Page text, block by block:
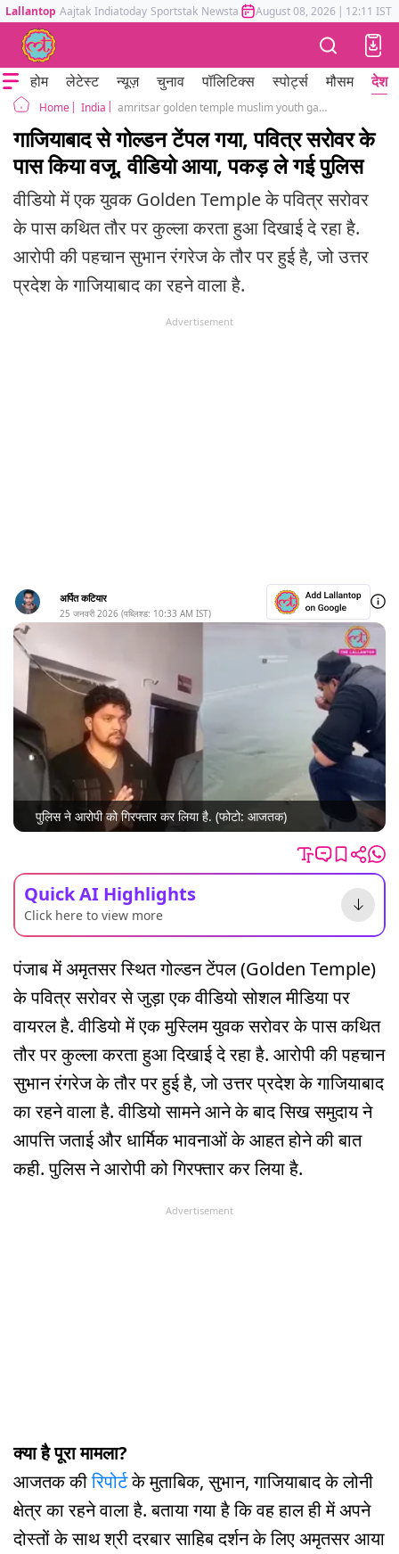
Lallantop Aajtak Indiatoday Sportstak Newstak Mumbai Tak Astrotak
August 08, 2026 | 12:11 IST
होम लेटेस्ट न्यूज़ चुनाव पॉलिटिक्स स्पोर्ट्स मौसम देश
Home India amritsar golden temple muslim youth gargles Video arrested in UP
गाजियाबाद से गोल्डन टेंपल गया, पवित्र सरोवर के
पास किया वजू, वीडियो आया, पकड़ ले गई पुलिस
वीडियो में एक युवक Golden Temple के पवित्र सरोवर
के पास कथित तौर पर कुल्ला करता हुआ दिखाई दे रहा है.
आरोपी की पहचान सुभान रंगरेज के तौर पर हुई है, जो उत्तर
प्रदेश के गाजियाबाद का रहने वाला है.
Advertisement
अर्पित कटियार
25 जनवरी 2026 (पब्लिश्ड: 10:33 AM IST)
पुलिस ने आरोपी को गिरफ्तार कर लिया है. (फोटो: आजतक)
Quick AI Highlights
Click here to view more
पंजाब में अमृतसर स्थित गोल्डन टेंपल (Golden Temple)
के पवित्र सरोवर से जुड़ा एक वीडियो सोशल मीडिया पर
वायरल है. वीडियो में एक मुस्लिम युवक सरोवर के पास कथित
तौर पर कुल्ला करता हुआ दिखाई दे रहा है. आरोपी की पहचान
सुभान रंगरेज के तौर पर हुई है, जो उत्तर प्रदेश के गाजियाबाद
का रहने वाला है. वीडियो सामने आने के बाद सिख समुदाय ने
आपत्ति जताई और धार्मिक भावनाओं के आहत होने की बात
कही. पुलिस ने आरोपी को गिरफ्तार कर लिया है.
Advertisement
क्या है पूरा मामला?
आजतक कीरिपोर्टके मुताबिक, सुभान, गाजियाबाद के लोनी
क्षेत्र का रहने वाला है. बताया गया है कि वह हाल ही में अपने
दोस्तों के साथ श्री दरबार साहिब दर्शन के लिए अमृतसर आया